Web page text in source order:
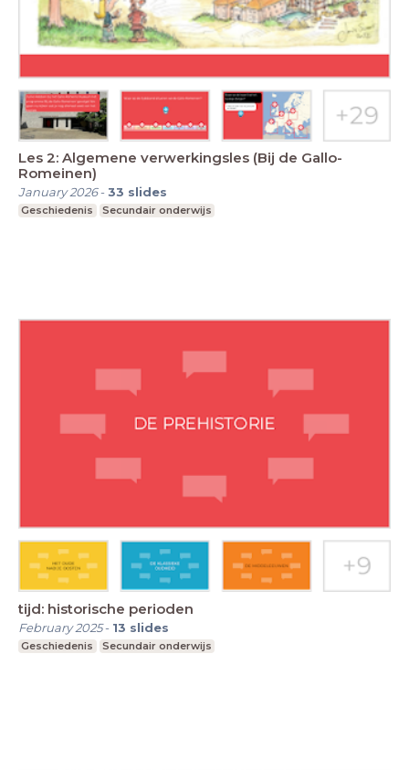
Les 2: Algemene verwerkingsles (Bij de Gallo-
Romeinen)
January 2026-33 slides
Geschiedenis Secundair onderwijs
tijd: historische perioden
February 2025- 13 slides
Geschiedenis Secundair onderwijs